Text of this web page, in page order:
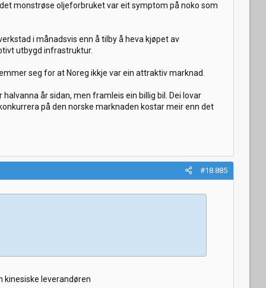
monstrøse oljeforbruket var eit symptom på noko som
i månadsvis enn å tilby å heva kjøpet av
utbygd infrastruktur.
seg for at Noreg ikkje var ein attraktiv marknad.
år sidan, men framleis ein billig bil. Dei lovar
på den norske marknaden kostar meir enn det
#18.885
kinesiske leverandøren